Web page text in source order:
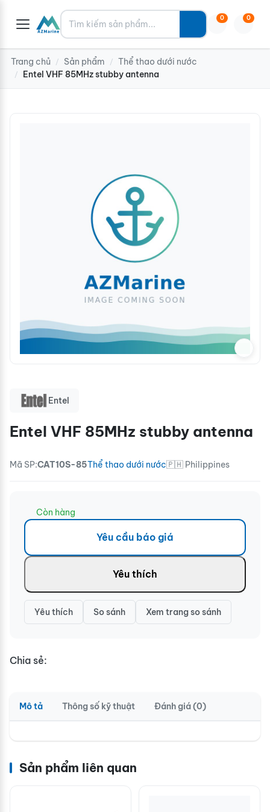
Tìm kiếm 0 0
Trang chủ / Sản phẩm / Thể thao dưới nước
/ Entel VHF 85MHz stubby antenna
Entel
Entel VHF 85MHz stubby antenna
Mã SP:CAT10S-85Thể thao dưới nước🇵🇭 Philippines
Còn hàng
Yêu cầu báo giá
Yêu thích
Yêu thích So sánh Xem trang so sánh
Chia sẻ:
Mô tả Thông số kỹ thuật Đánh giá (0)
Sản phẩm liên quan